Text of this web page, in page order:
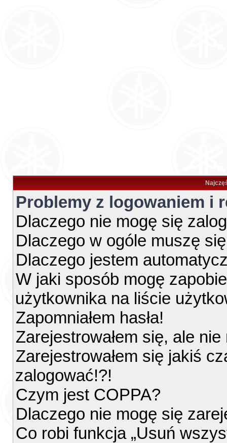
Problemy z logowaniem i
Dlaczego nie mogę się
Dlaczego w ogóle muszę
Dlaczego jestem
W jaki sposób mogę
użytkownika na liście
Zapomniałem hasła!
Zarejestrowałem się, ale
Zarejestrowałem się jakiś
zalogować!?!
Czym jest COPPA?
Dlaczego nie mogę się
Co robi funkcja „Usuń